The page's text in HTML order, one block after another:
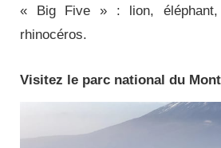
« Big Five » : lion, éléphant,
rhinocéros.
Visitez le parc national du